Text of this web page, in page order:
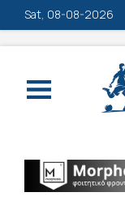
Sat, 08-08-2026